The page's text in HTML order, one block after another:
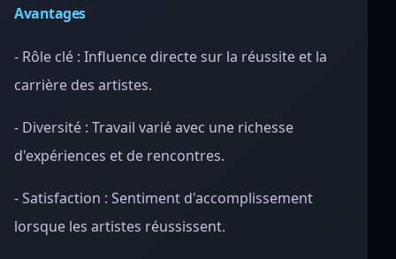
Avantages
- Rôle clé : Influence directe sur la réussite et la
carrière des artistes.
- Diversité : Travail varié avec une richesse
d'expériences et de rencontres.
- Satisfaction : Sentiment d'accomplissement
lorsque les artistes réussissent.